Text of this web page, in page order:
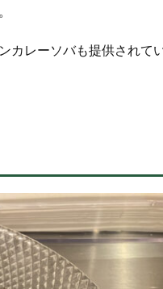
カレーソバも提供されて